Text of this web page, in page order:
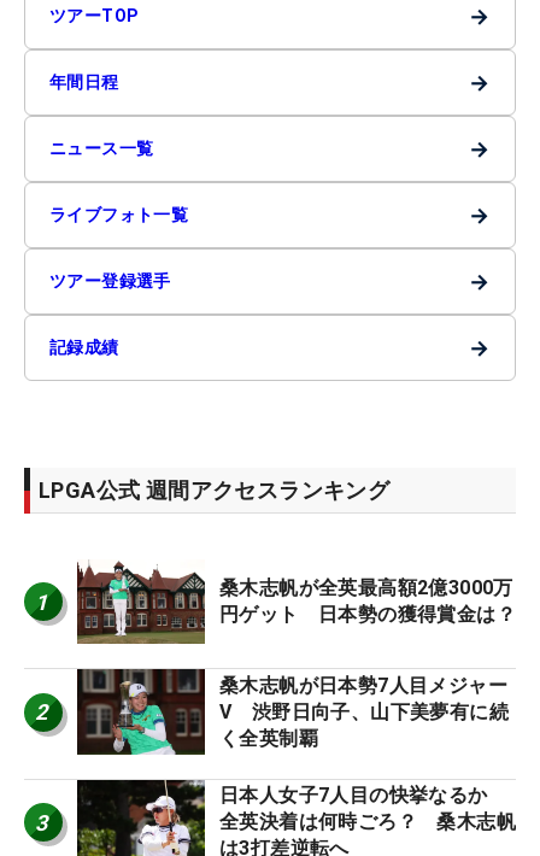
ツアーTOP →
年間日程 →
ニュース一覧 →
ライブフォト一覧 →
ツアー登録選手 →
記録成績 →
LPGA公式 週間アクセスランキング
1
桑木志帆が全英最高額2億3000万
円ゲット 日本勢の獲得賞金は？
2
桑木志帆が日本勢7人目メジャー
V 渋野日向子、山下美夢有に続
く全英制覇
3
日本人女子7人目の快挙なるか
全英決着は何時ごろ？ 桑木志帆
は3打差逆転へ